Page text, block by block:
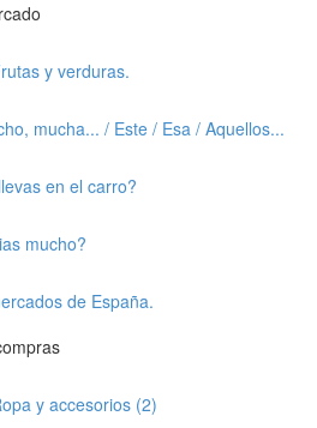
y verduras.
mucha... / Este / Esa / Aquellos...
en el carro?
mucho?
de España.
y accesorios (2)